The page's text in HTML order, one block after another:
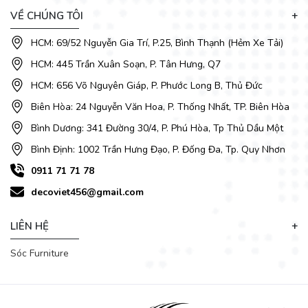
VỀ CHÚNG TÔI
HCM: 69/52 Nguyễn Gia Trí, P.25, Bình Thạnh (Hẻm Xe Tải)
HCM: 445 Trần Xuân Soạn, P. Tân Hưng, Q7
HCM: 656 Võ Nguyên Giáp, P. Phước Long B, Thủ Đức
Biên Hòa: 24 Nguyễn Văn Hoa, P. Thống Nhất, TP. Biên Hòa
Bình Dương: 341 Đường 30/4, P. Phú Hòa, Tp Thủ Dầu Một
Bình Định: 1002 Trần Hưng Đạo, P. Đống Đa, Tp. Quy Nhơn
0911 71 71 78
decoviet456@gmail.com
LIÊN HỆ
Sóc Furniture